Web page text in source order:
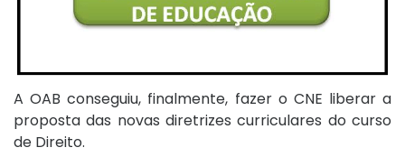
A OAB conseguiu, finalmente, fazer o CNE liberar a
proposta das novas diretrizes curriculares do curso
de Direito.